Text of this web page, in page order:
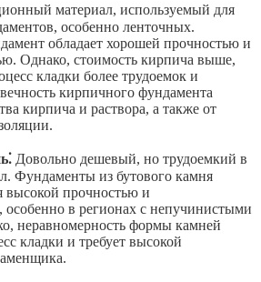
материал, используемый для
особенно ленточных.
обладает хорошей прочностью и
Однако, стоимость кирпича выше,
кладки более трудоемок и
кирпичного фундамента
кирпича и раствора, а также от
Довольно дешевый, но трудоемкий в
Фундаменты из бутового камня
высокой прочностью и
особенно в регионах с непучинистыми
неравномерность формы камней
кладки и требует высокой